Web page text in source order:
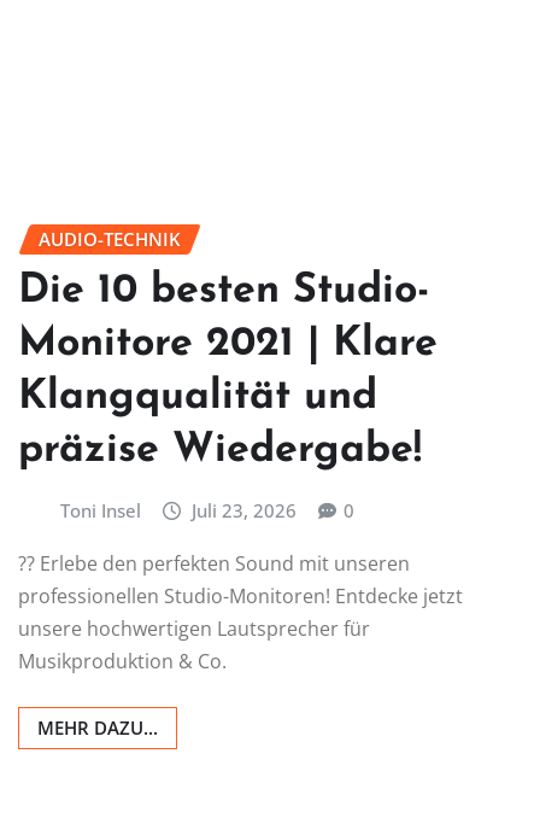
AUDIO-TECHNIK
Die 10 besten Studio-
Monitore 2021 | Klare
Klangqualität und
präzise Wiedergabe!
Toni Insel Juli 23, 2026 0
?? Erlebe den perfekten Sound mit unseren
professionellen Studio-Monitoren! Entdecke jetzt
unsere hochwertigen Lautsprecher für
Musikproduktion & Co.
MEHR DAZU...